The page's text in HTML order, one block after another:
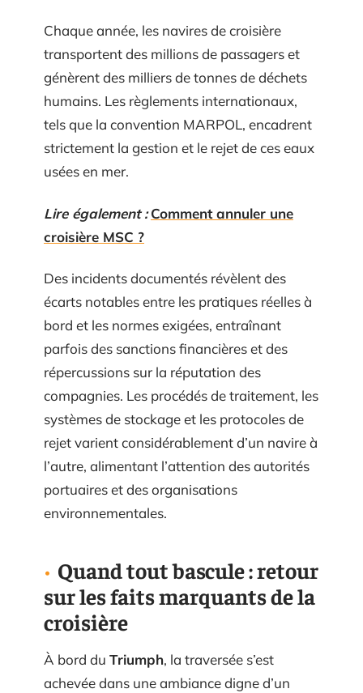
Chaque année, les navires de croisière
transportent des millions de passagers et
génèrent des milliers de tonnes de déchets
humains. Les règlements internationaux,
tels que la convention MARPOL, encadrent
strictement la gestion et le rejet de ces eaux
usées en mer.
Lire également : Comment annuler une
croisière MSC ?
Des incidents documentés révèlent des
écarts notables entre les pratiques réelles à
bord et les normes exigées, entraînant
parfois des sanctions financières et des
répercussions sur la réputation des
compagnies. Les procédés de traitement, les
systèmes de stockage et les protocoles de
rejet varient considérablement d’un navire à
l’autre, alimentant l’attention des autorités
portuaires et des organisations
environnementales.
Quand tout bascule : retour
sur les faits marquants de la
croisière
À bord du Triumph, la traversée s’est
achevée dans une ambiance digne d’un